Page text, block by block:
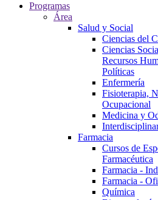
Programas
Área
Salud y Social
Ciencias del
Ciencias
Recursos
Políticas
Enfermería
Fisioterapia,
Ocupacional
Medicina y
Farmacia
Cursos de
Farmacéutica
Farmacia -
Farmacia -
Química